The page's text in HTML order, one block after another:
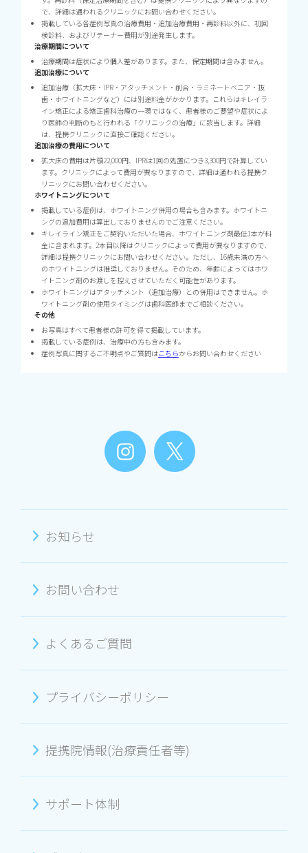
で、詳細は通われるクリニックにお問い合わせください。
掲載している各症例写真の治療費用・追加治療費用・再診料以外に、初回
検診料、およびリテーナー費用が別途発生します。
治療期間について
治療期間は症状により個人差があります。また、保定期間は含みません。
追加治療について
追加治療（拡大床・IPR・アタッチメント・削合・ラミネートベニア・抜
歯・ホワイトニングなど）には別途料金がかかります。これらはキレイラ
イン矯正による矯正歯科治療の一環ではなく、患者様のご要望や症状によ
り医師の判断のもと行われる「クリニックの治療」に該当します。詳細
は、提携クリニックに直接ご確認ください。
追加治療の費用について
拡大床の費用は片顎22,000円、IPRは1回の処置につき3,300円で計算してい
ます。クリニックによって費用が異なりますので、詳細は通われる提携ク
リニックにお問い合わせください。
ホワイトニングについて
掲載している症例は、ホワイトニング併用の場合も含みます。ホワイトニ
ングの追加費用は算出しておりませんのでご注意ください。
キレイライン矯正をご契約いただいた場合、ホワイトニング剤最低1本が料
金に含まれます。2本目以降はクリニックによって費用が異なりますので、
詳細は提携クリニックにお問い合わせください。ただし、16歳未満の方へ
のホワイトニングは推奨しておりません。そのため、年齢によってはホワ
イトニング剤のお渡しを控えさせていただく可能性があります。
ホワイトニングはアタッチメント（追加治療）との併用はできません。ホ
ワイトニング剤の使用タイミングは歯科医師までご相談ください。
その他
お写真はすべて患者様の許可を得て掲載しています。
掲載している症例は、治療中の方も含みます。
症例写真に関するご不明点やご質問はこちらからお問い合わせください
お知らせ
お問い合わせ
よくあるご質問
プライバシーポリシー
提携院情報(治療責任者等)
サポート体制